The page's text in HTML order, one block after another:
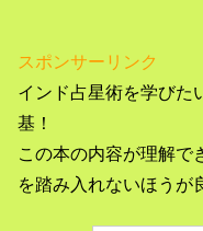
スポンサーリンク
インド占星術を学びた
基！
この本の内容が理解で
を踏み入れないほうが